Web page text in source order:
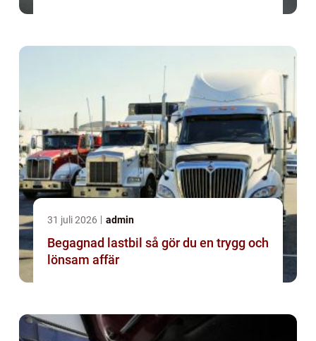
31 juli 2026 admin
Begagnad lastbil så gör du en trygg och
lönsam affär